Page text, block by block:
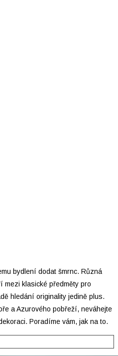
bydlení dodat šmrnc. Různá
mezi klasické předměty pro
hledání originality jedině plus.
a Azurového pobřeží, neváhejte
Poradíme vám, jak na to.